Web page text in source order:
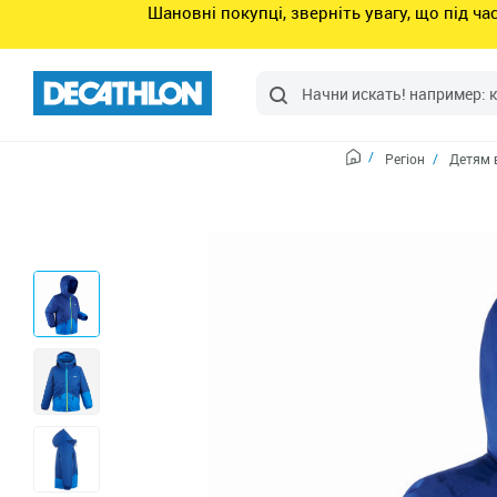
Шановні покупці, зверніть увагу, що під
Регіон Детям